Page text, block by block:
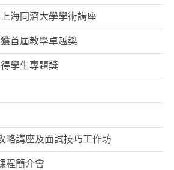
海同濟大學學術講座
首屆教學卓越獎
學生專題獎
略講座及面試技巧工作坊
程簡介會